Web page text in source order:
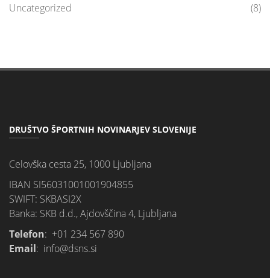
Uncategorized
(8)
DRUŠTVO ŠPORTNIH NOVINARJEV SLOVENIJE
Celovška cesta 25, 1000 Ljubljana
IBAN SI56031001001904855
SWIFT: SKBASI2X
Banka: SKB d.d., Ajdovščina 4, Ljubljana
Telefon: +01 234 567 890
Email: info@dsns.si